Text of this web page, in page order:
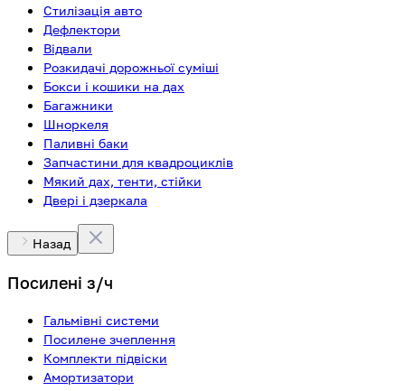
Стилізація авто
Дефлектори
Відвали
Розкидачі дорожньої суміші
Бокси і кошики на дах
Багажники
Шноркеля
Паливні баки
Запчастини для квадроциклів
Мякий дах, тенти, стійки
Двері і дзеркала
Назад
Посилені з/ч
Гальмівні системи
Посилене зчеплення
Комплекти підвіски
Амортизатори